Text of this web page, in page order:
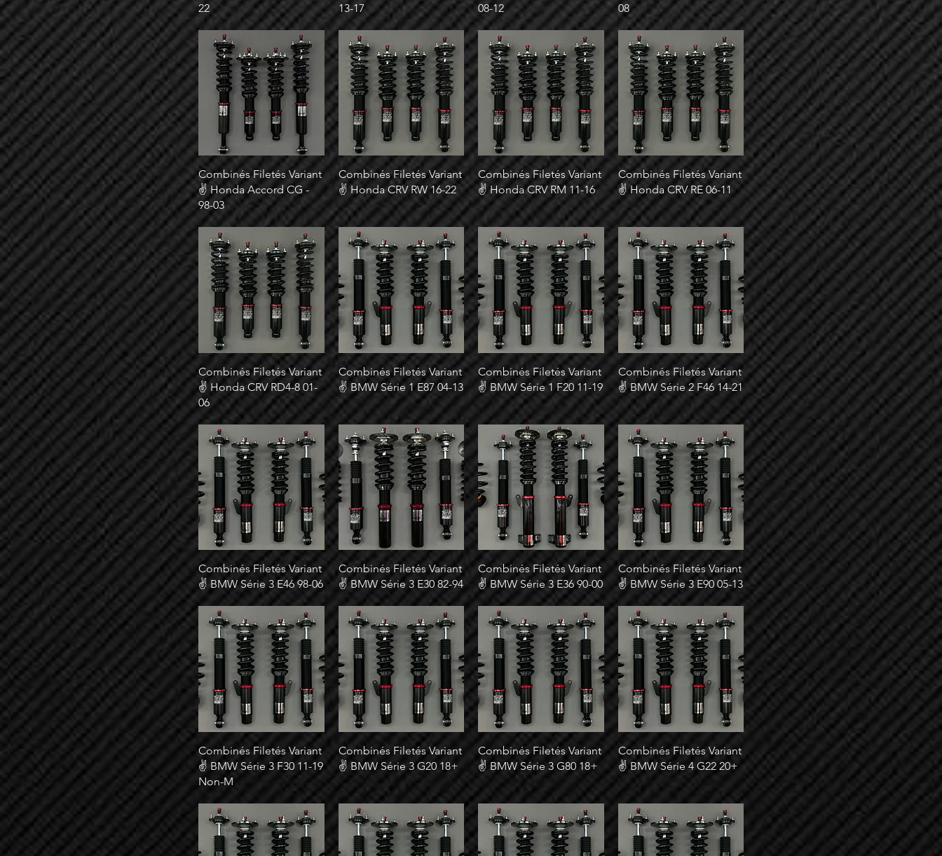
22
13-17
08-12
08
Combinés Filetés Variant
✌ Honda Accord CG -
98-03
Combinés Filetés Variant
✌ Honda CRV RW 16-22
Combinés Filetés Variant
✌ Honda CRV RM 11-16
Combinés Filetés Variant
✌ Honda CRV RE 06-11
Combinés Filetés Variant
✌ Honda CRV RD4-8 01-
06
Combinés Filetés Variant
✌ BMW Série 1 E87 04-13
Combinés Filetés Variant
✌ BMW Série 1 F20 11-19
Combinés Filetés Variant
✌ BMW Série 2 F46 14-21
Combinés Filetés Variant
✌ BMW Série 3 E46 98-06
Combinés Filetés Variant
✌ BMW Série 3 E30 82-94
Combinés Filetés Variant
✌ BMW Série 3 E36 90-00
Combinés Filetés Variant
✌ BMW Série 3 E90 05-13
Combinés Filetés Variant
✌ BMW Série 3 F30 11-19
Non-M
Combinés Filetés Variant
✌ BMW Série 3 G20 18+
Combinés Filetés Variant
✌ BMW Série 3 G80 18+
Combinés Filetés Variant
✌ BMW Série 4 G22 20+